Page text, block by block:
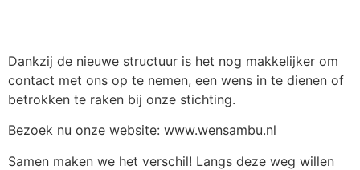
Dankzij de nieuwe structuur is het nog makkelijker om
contact met ons op te nemen, een wens in te dienen of
betrokken te raken bij onze stichting.
Bezoek nu onze website: www.wensambu.nl
Samen maken we het verschil! Langs deze weg willen